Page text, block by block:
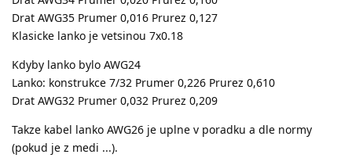
Drat AWG35 Prumer 0,016 Prurez 0,127
Klasicke lanko je vetsinou 7x0.18
Kdyby lanko bylo AWG24
Lanko: konstrukce 7/32 Prumer 0,226 Prurez 0,610
Drat AWG32 Prumer 0,032 Prurez 0,209
Takze kabel lanko AWG26 je uplne v poradku a dle normy
(pokud je z medi ...).